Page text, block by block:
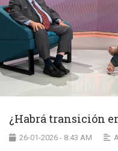
¿Habrá transición
26-01-2026 - 8:43 AM